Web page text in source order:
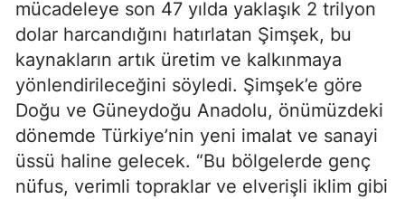
mücadeleye son 47 yılda yaklaşık 2 trilyon
dolar harcandığını hatırlatan Şimşek, bu
kaynakların artık üretim ve kalkınmaya
yönlendirileceğini söyledi. Şimşek’e göre
Doğu ve Güneydoğu Anadolu, önümüzdeki
dönemde Türkiye’nin yeni imalat ve sanayi
üssü haline gelecek. “Bu bölgelerde genç
nüfus, verimli topraklar ve elverişli iklim gibi